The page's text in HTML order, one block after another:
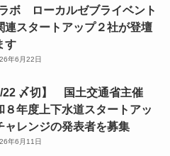
ボ ローカルゼブライベント
連スタートアップ２社が登壇
す
年6月22日
22 〆切】 国土交通省主催
８年度上下水道スタートアッ
ャレンジの発表者を募集
年6月11日